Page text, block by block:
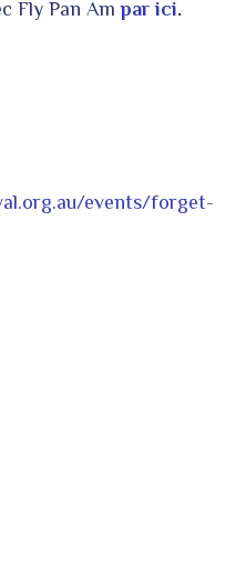
Fly Pan Ampar ici.
events/forget-